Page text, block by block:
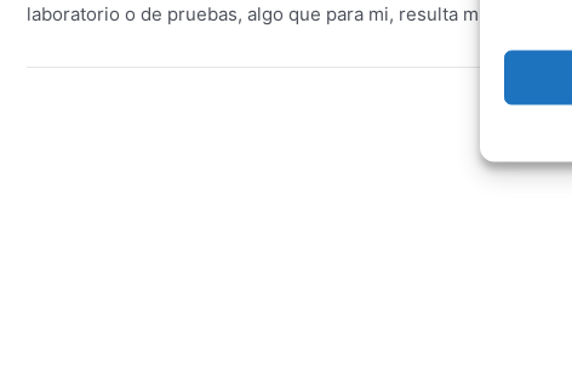
laboratorio o de pruebas, algo que para mi, resulta muy útil.